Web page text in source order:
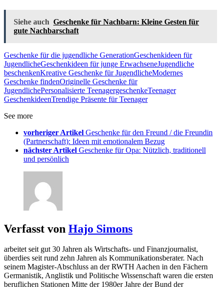
Siehe auch Geschenke für Nachbarn: Kleine Gesten für
gute Nachbarschaft
Geschenke für die jugendliche GenerationGeschenkideen für
JugendlicheGeschenkideen für junge ErwachseneJugendliche
beschenkenKreative Geschenke für JugendlicheModernes
Geschenke findenOriginelle Geschenke für
JugendlichePersonalisierte TeenagergeschenkeTeenager
GeschenkideenTrendige Präsente für Teenager
See more
vorheriger Artikel Geschenke für den Freund / die Freundin
(Partnerschaft): Ideen mit emotionalem Bezug
nächster Artikel Geschenke für Opa: Nützlich, traditionell
und persönlich
Verfasst von Hajo Simons
arbeitet seit gut 30 Jahren als Wirtschafts- und Finanzjournalist,
überdies seit rund zehn Jahren als Kommunikationsberater. Nach
seinem Magister-Abschluss an der RWTH Aachen in den Fächern
Germanistik, Anglistik und Politische Wissenschaft waren die ersten
beruflichen Stationen Mitte der 1980er Jahre der Bund der